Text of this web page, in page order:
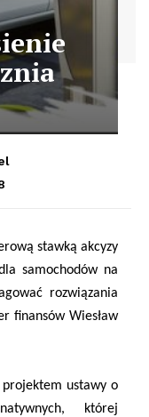
stawką akcyzy
samochodów na
rozwiązania
finansów Wiesław
projektem ustawy o
której